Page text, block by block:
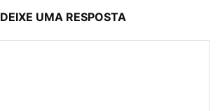
DEIXE UMA RESPOSTA